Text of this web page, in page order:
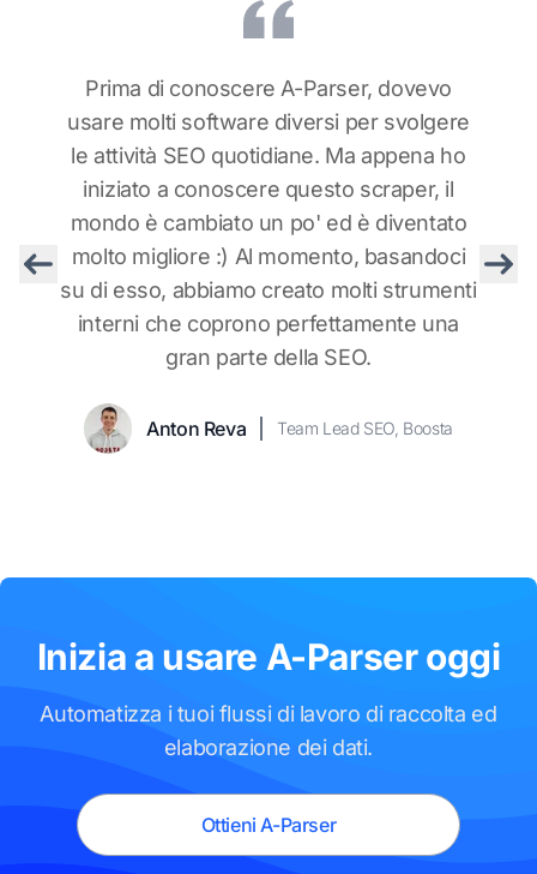
Prima di conoscere A-Parser, dovevo
usare molti software diversi per svolgere
le attività SEO quotidiane. Ma appena ho
iniziato a conoscere questo scraper, il
mondo è cambiato un po' ed è diventato
molto migliore :) Al momento, basandoci
su di esso, abbiamo creato molti strumenti
interni che coprono perfettamente una
gran parte della SEO.
Anton Reva Team Lead SEO, Boosta
Alexander
Fondatore, ARSENKIN
TOOLS
Taras
Project Manager,
Vezhnin
IndiSEO
Wlad Membro Trustpilot
Konstantin Ivanov Membro Trustpilot
Vlad Membro Trustpilot
Sasha Muzyka Membro Trustpilot
Bogdan Topal Membro Trustpilot
Previous
Inizia a usare A-Parser oggi
Automatizza i tuoi flussi di lavoro di raccolta ed
elaborazione dei dati.
Ottieni A-Parser